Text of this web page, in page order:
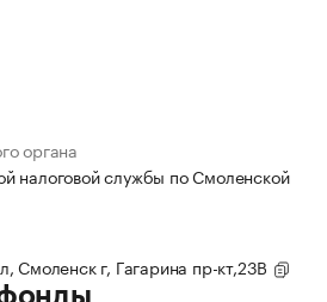
органа
налоговой службы по Смоленской
Смоленск г, Гагарина пр-кт,23В